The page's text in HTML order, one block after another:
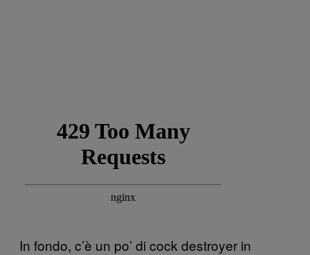
In fondo, c’è un po’ di cock destroyer in